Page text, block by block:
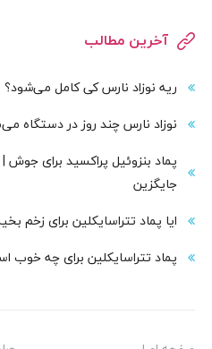
آخرین مطالب
ریه نوزاد نارس کی کامل می‌شود؟
نوزاد نارس چند روز در دستگاه
پماد بنزوئیل پراکسید برای جوش
جایگزین
ایا پماد تتراسایکلین برای زخم
پماد تتراسایکلین برای چه خوب